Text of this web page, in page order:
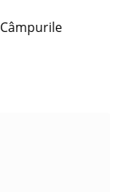
Câmpurile